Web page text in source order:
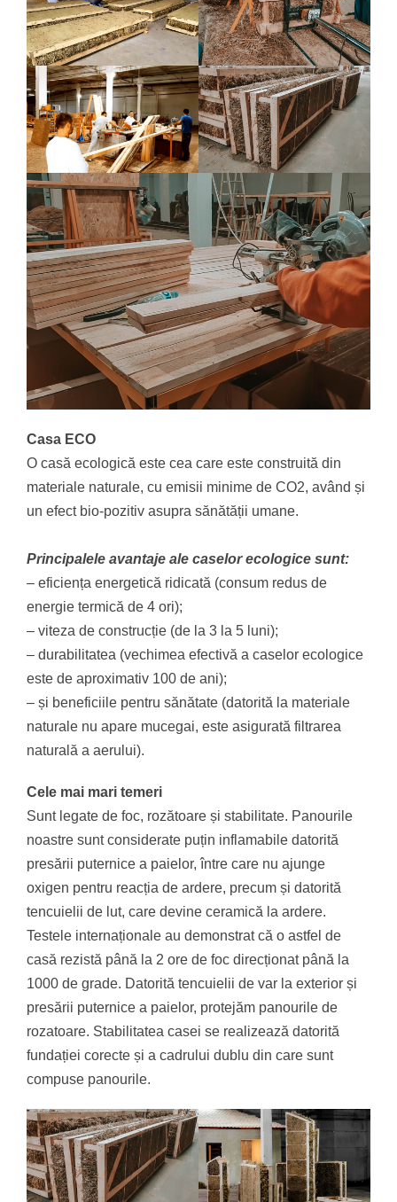
Casa ECO
O casă ecologică este cea care este construită din
materiale naturale, cu emisii minime de CO2, având și
un efect bio-pozitiv asupra sănătății umane.
Principalele avantaje ale caselor ecologice sunt:
– eficiența energetică ridicată (consum redus de
energie termică de 4 ori);
– viteza de construcție (de la 3 la 5 luni);
– durabilitatea (vechimea efectivă a caselor ecologice
este de aproximativ 100 de ani);
– și beneficiile pentru sănătate (datorită la materiale
naturale nu apare mucegai, este asigurată filtrarea
naturală a aerului).
Cele mai mari temeri
Sunt legate de foc, rozătoare și stabilitate. Panourile
noastre sunt considerate puțin inflamabile datorită
presării puternice a paielor, între care nu ajunge
oxigen pentru reacția de ardere, precum și datorită
tencuielii de lut, care devine ceramică la ardere.
Testele internaționale au demonstrat că o astfel de
casă rezistă până la 2 ore de foc direcționat până la
1000 de grade. Datorită tencuielii de var la exterior și
presării puternice a paielor, protejăm panourile de
rozatoare. Stabilitatea casei se realizează datorită
fundației corecte și a cadrului dublu din care sunt
compuse panourile.